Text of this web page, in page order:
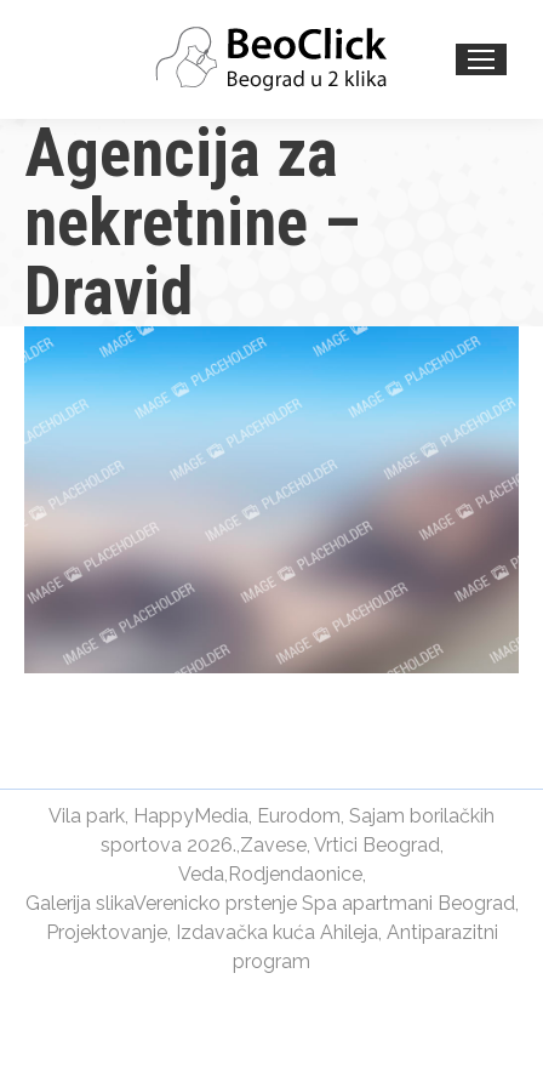
Agencija za
nekretnine –
Dravid
Vila park HappyMedia Eurodom Sajam borilačkih
sportova 2026. Zavese, Vrtici Beograd
Veda Rodjendaonice,
Galerija slikaVerenicko prstenje Spa apartmani Beograd
Projektovanje, Izdavačka kuća Ahileja Antiparazitni
program